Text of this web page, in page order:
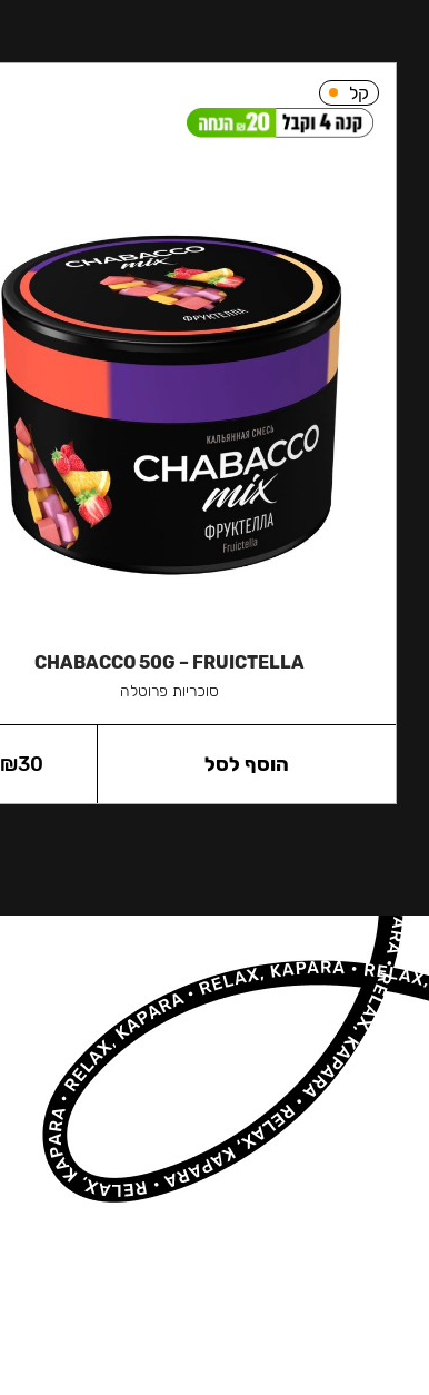
קל
CHABACCO 50G – FRUICTELLA
סוכריות פרוטלה
₪30 הוסף לסל